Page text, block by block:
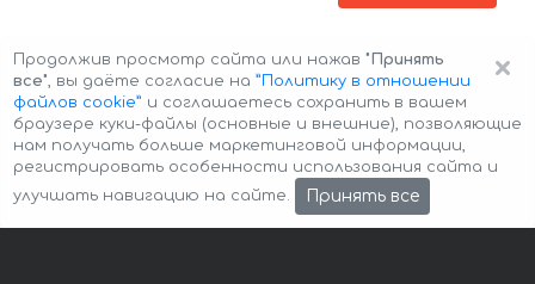
Авторские права © 2026 Авто-Аренда Cookie Policy
×
Продолжив просмотр сайта или нажав "Принять
все", вы даёте согласие на ”Политику в отношении
файлов cookie” и соглашаетесь сохранить в вашем
браузере куки-файлы (основные и внешние), позволяющие
нам получать больше маркетинговой информации,
регистрировать особенности использования сайта и
улучшать навигацию на сайте.
Принять все